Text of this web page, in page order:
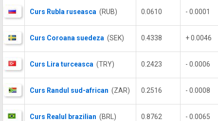
Curs Rubla ruseasca (RUB) 0.0610 - 0.0001
Curs Coroana suedeza (SEK) 0.4338 + 0.0046
Curs Lira turceasca (TRY) 0.2423 - 0.0006
Curs Randul sud-african (ZAR) 0.2516 - 0.0008
Curs Realul brazilian (BRL) 0.8762 - 0.0065